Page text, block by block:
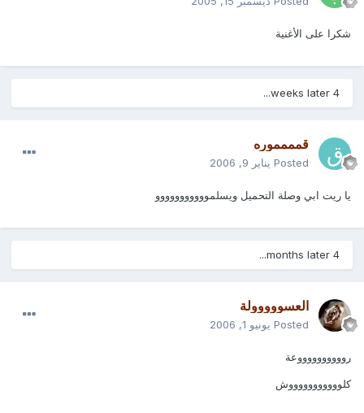
شكرا على الأغنية
4 weeks later...
قمممموره
Posted يناير 9, 2006
يا ريت ابي وصلة التحميل ويسلمووووووووووو
4 months later...
العسووووولة
Posted يونيو 1, 2006
رووووووووووعة
كلوووووووووووش